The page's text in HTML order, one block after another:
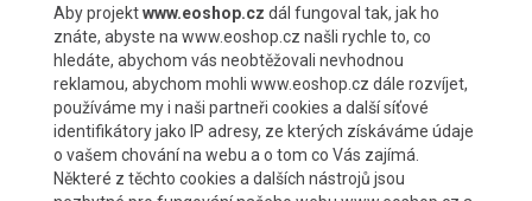
Možnosti platby
Možnosti dopravy
Aby projektwww.eoshop.cz dál fungoval tak, jak ho
znáte, abyste na www.eoshop.cz našli rychle to, co
hledáte, abychom vás neobtěžovali nevhodnou
reklamou, abychom mohli www.eoshop.cz dále rozvíjet,
používáme my i naši partneři cookies a další síťové
identifikátory jako IP adresy, ze kterých získáváme údaje
o vašem chování na webu a o tom co Vás zajímá.
Některé z těchto cookies a dalších nástrojů jsou